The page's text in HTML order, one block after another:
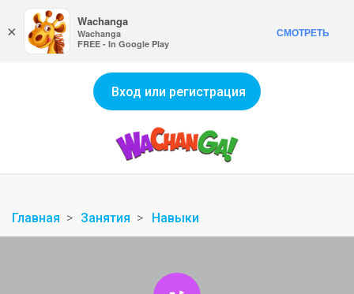
Вход или регистрация
Главная Занятия Навыки
×
Wachanga
Wachanga
FREE - In Google Play
СМОТРЕТЬ